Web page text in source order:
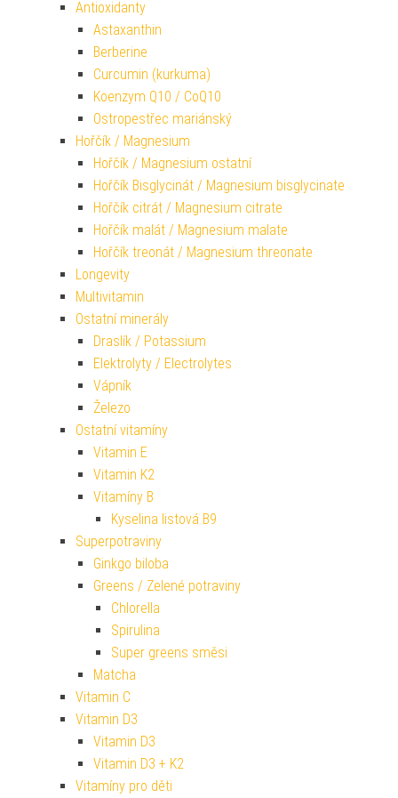
Antioxidanty
Astaxanthin
Berberine
Curcumin (kurkuma)
Koenzym Q10 / CoQ10
Ostropestřec mariánský
Hořčík / Magnesium
Hořčík / Magnesium ostatní
Hořčík Bisglycinát / Magnesium bisglycinate
Hořčík citrát / Magnesium citrate
Hořčík malát / Magnesium malate
Hořčík treonát / Magnesium threonate
Longevity
Multivitamin
Ostatní minerály
Draslík / Potassium
Elektrolyty / Electrolytes
Vápník
Železo
Ostatní vitamíny
Vitamin E
Vitamin K2
Vitamíny B
Kyselina listová B9
Superpotraviny
Ginkgo biloba
Greens / Zelené potraviny
Chlorella
Spirulina
Super greens směsi
Matcha
Vitamin C
Vitamin D3
Vitamin D3
Vitamin D3 + K2
Vitamíny pro děti